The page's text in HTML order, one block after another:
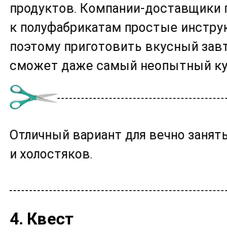
продуктов. Компании-доставщики
к полуфабрикатам простые
поэтому приготовить вкусный
сможет даже самый неопытный
Отличный вариант для вечно
и холостяков.
4. Квест